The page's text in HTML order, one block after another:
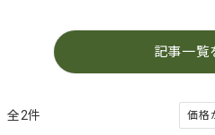
記事一覧
価格
2